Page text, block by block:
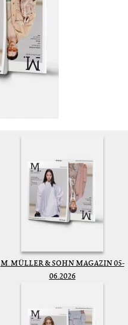
M. MÜLLER & SOHN MAGAZIN 05-
06.2026